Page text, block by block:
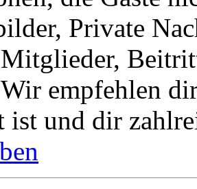
Private
empfehlen
ist und dir